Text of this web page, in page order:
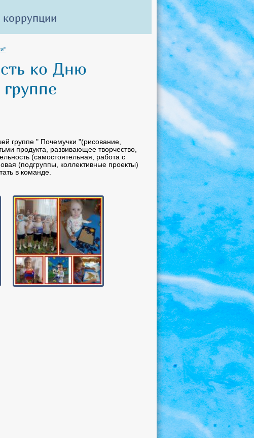
коррупции
ко Дню
группе " Почемучки "(рисование,
продукта, развивающее творчество,
(самостоятельная, работа с
(подгруппы, коллективные проекты)
в команде.